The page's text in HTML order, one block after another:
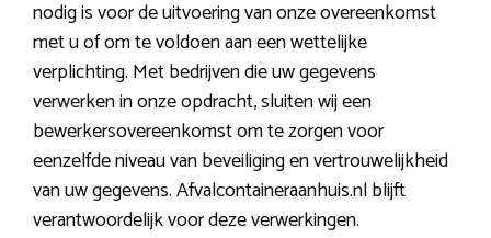
nodig is voor de uitvoering van onze overeenkomst
met u of om te voldoen aan een wettelijke
verplichting. Met bedrijven die uw gegevens
verwerken in onze opdracht, sluiten wij een
bewerkersovereenkomst om te zorgen voor
eenzelfde niveau van beveiliging en vertrouwelijkheid
van uw gegevens. Afvalcontaineraanhuis.nl blijft
verantwoordelijk voor deze verwerkingen.